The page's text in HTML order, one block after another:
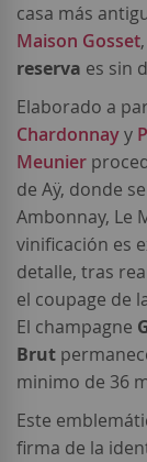
casa más
Maison Gosset
reserva es sin
Elaborado a
Chardonnayy
Meunier
de Aÿ, donde
Ambonnay, Le
vinificación es
detalle, tras
el coupage de
El champagne
Brut
minimo de 36
Este
firma de la